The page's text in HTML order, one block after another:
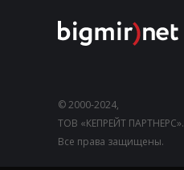
© 2000-2024,
ТОВ «КЕПРЕЙТ ПАРТНЕРС».
Все права защищены.